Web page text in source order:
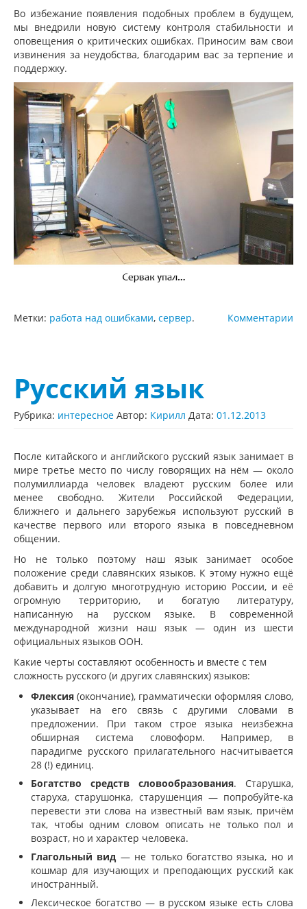
Во избежание появления подобных проблем в будущем,
мы внедрили новую систему контроля стабильности и
оповещения о критических ошибках. Приносим вам свои
извинения за неудобства, благодарим вас за терпение и
поддержку.
Комментарии
Метки: работа над ошибками, сервер.
Русский язык
Рубрика: интересное Автор: Кирилл Дата: 01.12.2013
После китайского и английского русский язык занимает в
мире третье место по числу говорящих на нём — около
полумиллиарда человек владеют русским более или
менее свободно. Жители Российской Федерации,
ближнего и дальнего зарубежья используют русский в
качестве первого или второго языка в повседневном
общении.
Но не только поэтому наш язык занимает особое
положение среди славянских языков. К этому нужно ещё
добавить и долгую многотрудную историю России, и её
огромную территорию, и богатую литературу,
написанную на русском языке. В современной
международной жизни наш язык — один из шести
официальных языков ООН.
Какие черты составляют особенность и вместе с тем
сложность русского (и других славянских) языков:
Флексия (окончание), грамматически оформляя слово,
указывает на его связь с другими словами в
предложении. При таком строе языка неизбежна
обширная система словоформ. Например, в
парадигме русского прилагательного насчитывается
28 (!) единиц.
Богатство средств словообразования. Старушка,
старуха, старушонка, старушенция — попробуйте-ка
перевести эти слова на известный вам язык, причём
так, чтобы одним словом описать не только пол и
возраст, но и характер человека.
Глагольный вид — не только богатство языка, но и
кошмар для изучающих и преподающих русский как
иностранный.
Лексическое богатство — в русском языке есть слова